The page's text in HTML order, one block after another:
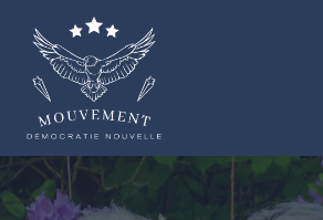
contenu